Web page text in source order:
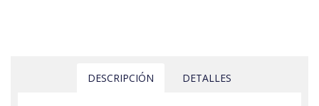
DESCRIPCIÓN DETALLES